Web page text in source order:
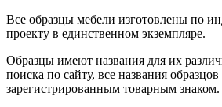
Все образцы мебели изготовлены по
проекту в единственном экземпляре.
Образцы имеют названия для их
поиска по сайту, все названия
зарегистрированным товарным знаком.